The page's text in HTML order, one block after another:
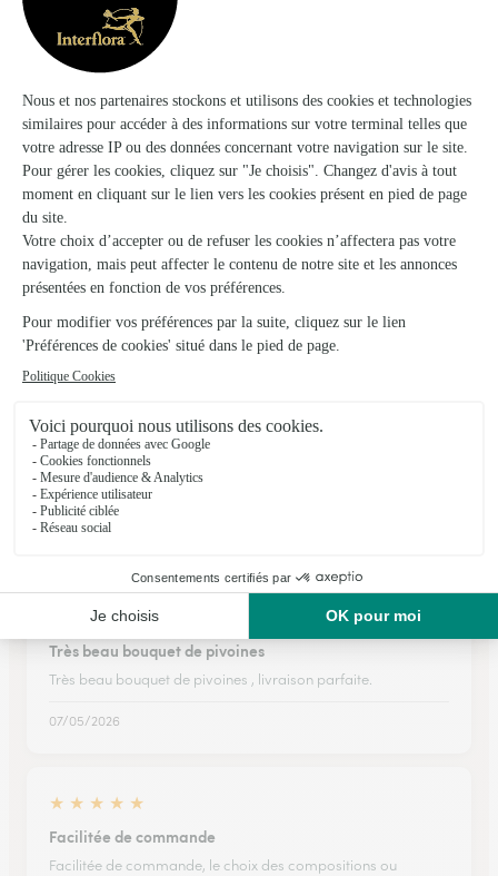
Ils ont fait livrer des fleurs ou une plante à
Mont-Laurent
★ ★ ★ ★ ★
Professionnel
Malgré une erreur de ma part sur l’adresse, la livraison a pu
avoir lieu . Merci pour vos efforts.
01/03/2026
Commande Rapide efficace surtout…
Commande Rapide efficace surtout lorsque l'on est a plus de
1500 km merci
20/02/2026
★ ★ ★
Très beau bouquet de pivoines
Très beau bouquet de pivoines , livraison parfaite.
07/05/2026
★ ★ ★ ★ ★
Facilitée de commande
Facilitée de commande, le choix des compositions ou